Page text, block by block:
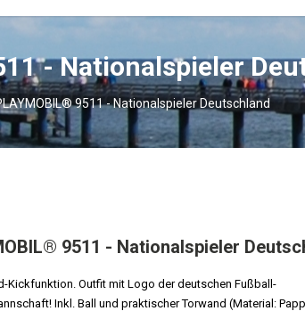
- Nationalspieler
9511 - Nationalspieler Deutschland
9511 - Nationalspieler
Kickfunktion. Outfit mit Logo der deutschen Fußball-
Inkl. Ball und praktischer Torwand (Material: